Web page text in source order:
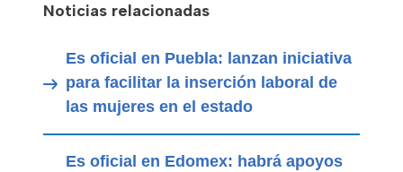
Noticias relacionadas
Es oficial en Puebla: lanzan iniciativa
para facilitar la inserción laboral de
las mujeres en el estado
Es oficial en Edomex: habrá apoyos